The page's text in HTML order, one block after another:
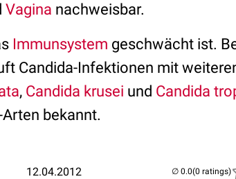
Vagina nachweisbar.
Immunsystem geschwächt ist.
Candida-Infektionen mit
, Candida krusei und Candida
bekannt.
12.04.2012 (0 ratings)